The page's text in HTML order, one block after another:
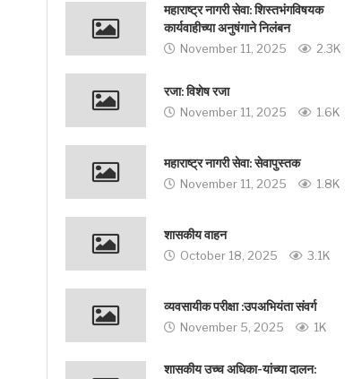
महाराष्ट्र नागरी सेवा: शिस्तभंगविषयक
कार्यवाहीच्या अनुषंगाने निलंबन
November 11, 2025 2.3K
रजा: विशेष रजा
November 11, 2025 1.6K
महाराष्ट्र नागरी सेवा: सेवापुस्तक
November 11, 2025 1.8K
शासकीय वाहन
October 18, 2025 3.1K
व्यवसायीक परीक्षा :उपअभियंता संवर्ग
November 5, 2025 1K
शासकीय उच्च अधिका-यांच्या दालन: